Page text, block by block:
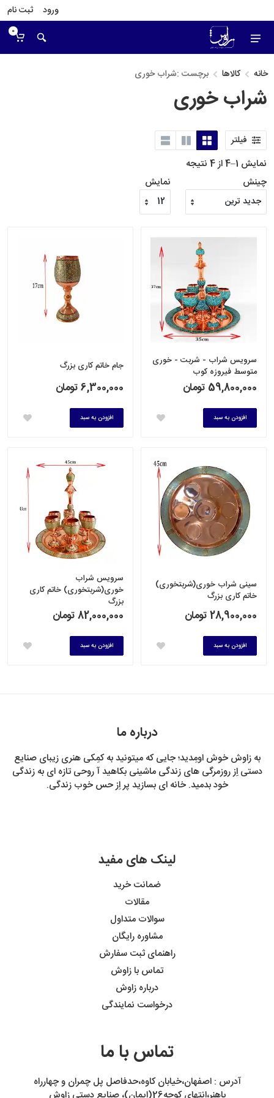
ورود ثبت نام
0
خانه کالاها برچست :شراب خوری
شراب خوری
فیلتر
نمایش 1–4 از 4 نتیجه
چینش
نمایش
سرویس شراب - شربت - خوری
متوسط فیروزه کوب
59,800,000 تومان
افزودن به سبد
جام خاتم کاری بزرگ
6,300,000 تومان
افزودن به سبد
سینی شراب خوری(شربتخوری)
خاتم کاری بزرگ
28,900,000 تومان
افزودن به سبد
سرویس شراب
خوری(شربتخوری) خاتم کاری
بزرگ
82,000,000 تومان
افزودن به سبد
درباره ما
به زاوش خوش اومِدید؛ جایی که میتونید به کمِکی هنری زیبای صنایع
دستی اِز روزمرگی های زندگی ماشینی بکاهید آ روحی تازه ای به زندگی
خود بدمید. خانه ای بسازید پر اِز حس خوب زندگی.
لینک های مفید
ضمانت خرید
مقالات
سوالات متداول
مشاوره رایگان
راهنمای ثبت سفارش
تماس با زاوش
درباره زاوش
درخواست نمایندگی
تماس با ما
آدرس : اصفهان،خیابان کاوه،حدفاصل پل چمران و چهارراه